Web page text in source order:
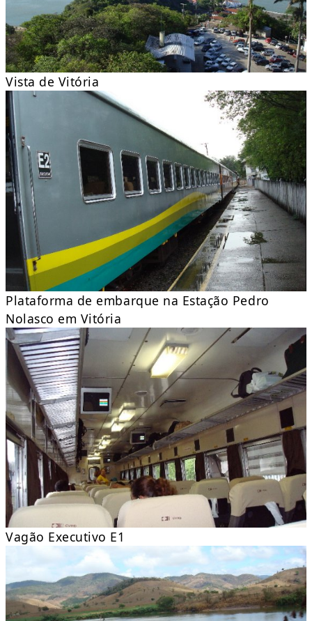
Vista de Vitória
Plataforma de embarque na Estação Pedro
Nolasco em Vitória
Vagão Executivo E1